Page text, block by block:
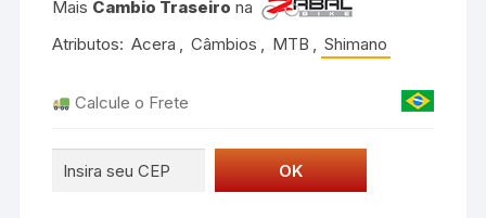
quantidade
Mais Cambio Traseiro na
Atributos: Acera , Câmbios , MTB , Shimano
Calcule o Frete